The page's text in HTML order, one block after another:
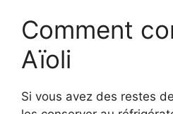
Comment
Aïoli
Si vous avez des restes